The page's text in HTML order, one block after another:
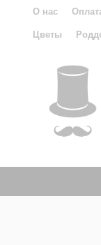
О нас
Цветы